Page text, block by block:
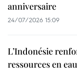
anniversaire
24/07/2026 15:09
L’Indonésie
ressources en eau